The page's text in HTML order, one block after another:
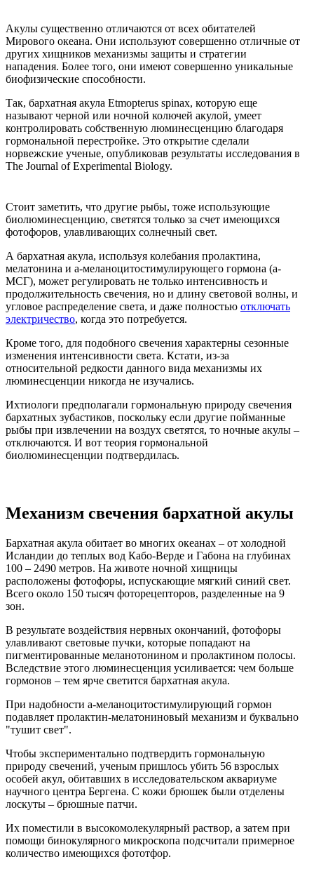
Акулы существенно отличаются от всех обитателей
Мирового океана. Они используют совершенно отличные от
других хищников механизмы защиты и стратегии
нападения. Более того, они имеют совершенно уникальные
биофизические способности.
Так, бархатная акула Etmopterus spinax, которую еще
называют черной или ночной колючей акулой, умеет
контролировать собственную люминесценцию благодаря
гормональной перестройке. Это открытие сделали
норвежские ученые, опубликовав результаты исследования в
The Journal of Experimental Biology.
Стоит заметить, что другие рыбы, тоже использующие
биолюминесценцию, светятся только за счет имеющихся
фотофоров, улавливающих солнечный свет.
А бархатная акула, используя колебания пролактина,
мелатонина и a-меланоцитостимулирующего гормона (a-
МСГ), может регулировать не только интенсивность и
продолжительность свечения, но и длину световой волны, и
угловое распределение света, и даже полностью отключать
электричество, когда это потребуется.
Кроме того, для подобного свечения характерны сезонные
изменения интенсивности света. Кстати, из-за
относительной редкости данного вида механизмы их
люминесценции никогда не изучались.
Ихтиологи предполагали гормональную природу свечения
бархатных зубастиков, поскольку если другие пойманные
рыбы при извлечении на воздух светятся, то ночные акулы –
отключаются. И вот теория гормональной
биолюминесценции подтвердилась.
Механизм свечения бархатной акулы
Бархатная акула обитает во многих океанах – от холодной
Исландии до теплых вод Кабо-Верде и Габона на глубинах
100 – 2490 метров. На животе ночной хищницы
расположены фотофоры, испускающие мягкий синий свет.
Всего около 150 тысяч фоторецепторов, разделенные на 9
зон.
В результате воздействия нервных окончаний, фотофоры
улавливают световые пучки, которые попадают на
пигментированные меланотонином и пролактином полосы.
Вследствие этого люминесценция усиливается: чем больше
гормонов – тем ярче светится бархатная акула.
При надобности a-меланоцитостимулирующий гормон
подавляет пролактин-мелатониновый механизм и буквально
"тушит свет".
Чтобы экспериментально подтвердить гормональную
природу свечений, ученым пришлось убить 56 взрослых
особей акул, обитавших в исследовательском аквариуме
научного центра Бергена. С кожи брюшек были отделены
лоскуты – брюшные патчи.
Их поместили в высокомолекулярный раствор, а затем при
помощи бинокулярного микроскопа подсчитали примерное
количество имеющихся фототфор.